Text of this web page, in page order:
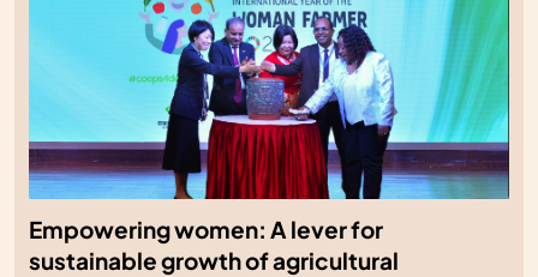
Empowering women: A lever for
sustainable growth of agricultural